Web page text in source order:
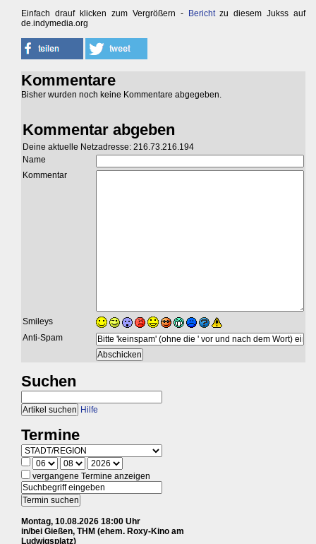
Einfach drauf klicken zum Vergrößern -
Berichtzu diesem Jukss auf
de.indymedia.org
Kommentare
Bisher wurden noch keine Kommentare abgegeben.
Kommentar abgeben
Deine aktuelle Netzadresse: 216.73.216.194
Name
Kommentar
Smileys
Anti-Spam
Suchen
Hilfe
Termine
vergangene Termine anzeigen
Montag, 10.08.2026 18:00 Uhr
in/bei Gießen, THM (ehem. Roxy-Kino am
Ludwigsplatz)